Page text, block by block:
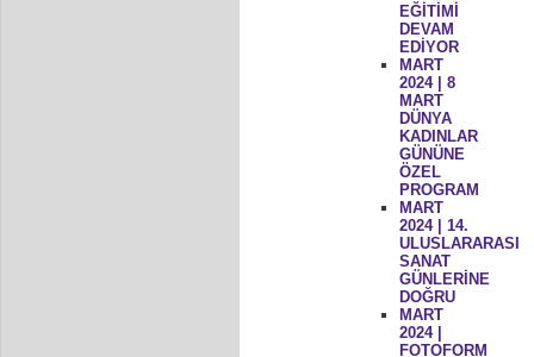
EĞİTİMİ
DEVAM
EDİYOR
MART
2024 | 8
MART
DÜNYA
KADINLAR
GÜNÜNE
ÖZEL
PROGRAM
MART
2024 | 14.
ULUSLARARASI
SANAT
GÜNLERİNE
DOĞRU
MART
2024 |
FOTOFORM